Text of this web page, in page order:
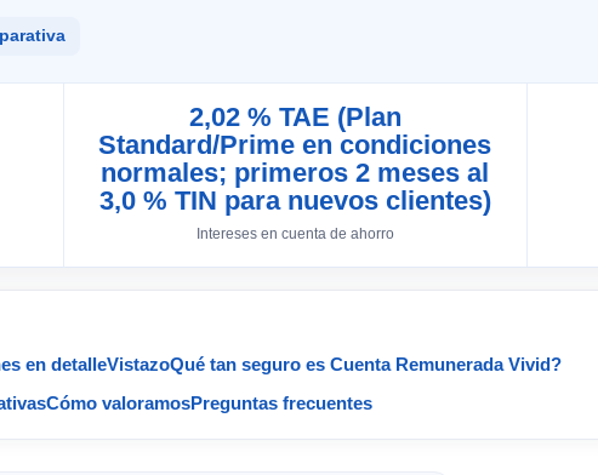
2,02 % TAE (Plan
Standard/Prime en condiciones
normales; primeros 2 meses al
3,0 % TIN para nuevos clientes)
Intereses en cuenta de ahorro
en detalleVistazoQué tan seguro es Cuenta Remunerada Vivid?
Cómo valoramosPreguntas frecuentes